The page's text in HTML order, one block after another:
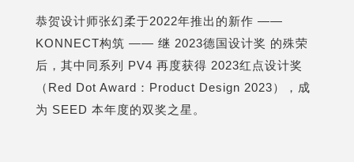
恭贺设计师张幻柔于2022年推出的新作 ——
KONNECT构筑 —— 继 2023德国设计奖 的殊荣
后，其中同系列 PV4 再度获得 2023红点设计奖
（Red Dot Award：Product Design 2023），成
为 SEED 本年度的双奖之星。